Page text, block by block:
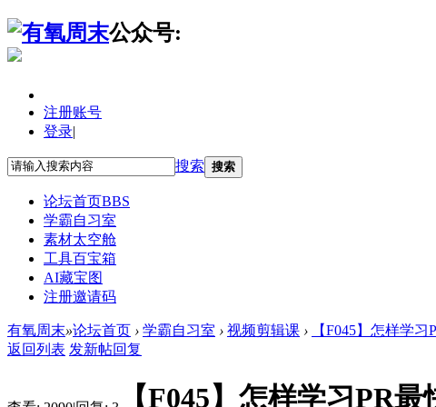
公众号:
注册账号
登录|
搜索 搜索
论坛首页BBS
学霸自习室
素材太空舱
工具百宝箱
AI藏宝图
注册邀请码
有氧周末»论坛首页 › 学霸自习室 › 视频剪辑课 ›
【F045】怎样学
返回列表 发新帖回复
【F045】怎样学习PR